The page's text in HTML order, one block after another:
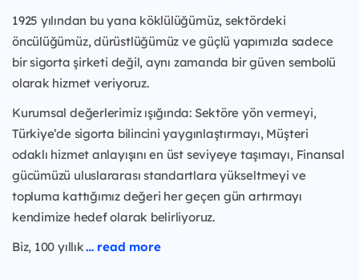
1925 yılından bu yana köklülüğümüz, sektördeki
öncülüğümüz, dürüstlüğümüz ve güçlü yapımızla sadece
bir sigorta şirketi değil, aynı zamanda bir güven sembolü
olarak hizmet veriyoruz.
Kurumsal değerlerimiz ışığında: Sektöre yön vermeyi,
Türkiye’de sigorta bilincini yaygınlaştırmayı, Müşteri
odaklı hizmet anlayışını en üst seviyeye taşımayı, Finansal
gücümüzü uluslararası standartlara yükseltmeyi ve
topluma kattığımız değeri her geçen gün artırmayı
kendimize hedef olarak belirliyoruz.
Biz, 100 yıllık… read more